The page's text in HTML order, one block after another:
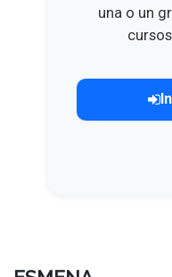
una o un